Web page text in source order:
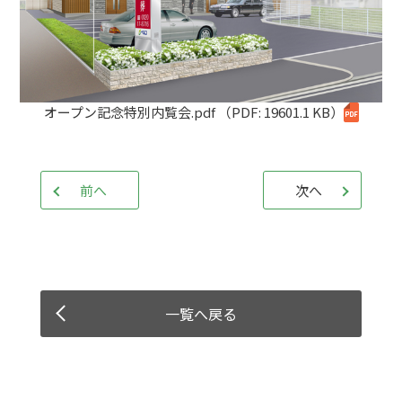
オープン記念特別内覧会.pdf（PDF: 19601.1 KB）
前へ 次へ
一覧へ戻る